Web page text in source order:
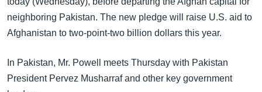
ညွန်း
စာမျက်နှာ
ကျော်
ကြည့်
သုတပဒေသာ အင်္ဂလိပ်စာ
Learning English
neighboring Pakistan. The new pledge will raise U.S. aid to
Afghanistan to two-point-two billion dollars this year.
In Pakistan, Mr. Powell meets Thursday with Pakistan
President Pervez Musharraf and other key government